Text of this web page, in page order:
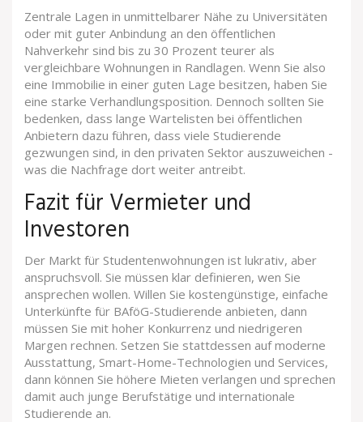
Zentrale Lagen in unmittelbarer Nähe zu Universitäten
oder mit guter Anbindung an den öffentlichen
Nahverkehr sind bis zu 30 Prozent teurer als
vergleichbare Wohnungen in Randlagen. Wenn Sie also
eine Immobilie in einer guten Lage besitzen, haben Sie
eine starke Verhandlungsposition. Dennoch sollten Sie
bedenken, dass lange Wartelisten bei öffentlichen
Anbietern dazu führen, dass viele Studierende
gezwungen sind, in den privaten Sektor auszuweichen -
was die Nachfrage dort weiter antreibt.
Fazit für Vermieter und
Investoren
Der Markt für Studentenwohnungen ist lukrativ, aber
anspruchsvoll. Sie müssen klar definieren, wen Sie
ansprechen wollen. Willen Sie kostengünstige, einfache
Unterkünfte für BAföG-Studierende anbieten, dann
müssen Sie mit hoher Konkurrenz und niedrigeren
Margen rechnen. Setzen Sie stattdessen auf moderne
Ausstattung, Smart-Home-Technologien und Services,
dann können Sie höhere Mieten verlangen und sprechen
damit auch junge Berufstätige und internationale
Studierende an.